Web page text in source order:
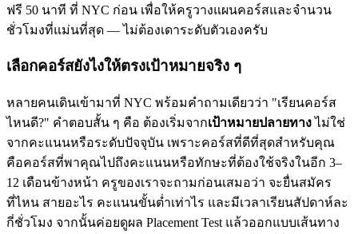
ฟรี 50 นาที ที่ NYC ก่อน เพื่อให้ครูวางแผนคอร์สและจำนวน
ชั่วโมงที่แม่นที่สุด — ไม่ต้องเดาระดับตัวเองครับ
เลือกคอร์สยังไงให้ตรงเป้าหมายจริง ๆ
หลายคนเดินเข้ามาที่ NYC พร้อมคำถามเดียวว่า "เรียนคอร์ส
ไหนดี?" คำตอบสั้น ๆ คือ ต้องเริ่มจากเป้าหมายปลายทางไม่ใช่
จากคะแนนหรือระดับปัจจุบัน เพราะคอร์สที่ดีที่สุดสำหรับคุณ
คือคอร์สที่พาคุณไปถึงคะแนนหรือทักษะที่ต้องใช้จริงในอีก 3–
12 เดือนข้างหน้า ครูของเราจะถามก่อนเสมอว่า จะยื่นสมัคร
ที่ไหน สายอะไร คะแนนขั้นต่ำเท่าไร และมีเวลาเรียนสัปดาห์ละ
กี่ชั่วโมง จากนั้นค่อยดูผล Placement Test แล้วออกแบบเส้นทาง